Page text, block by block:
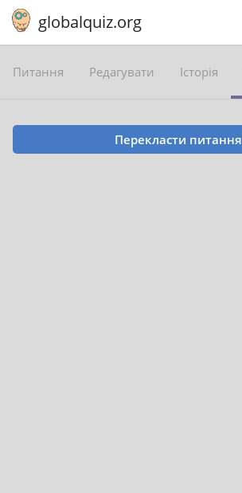
globalquiz.org
Питання Редагувати Історія
Перекласти питання